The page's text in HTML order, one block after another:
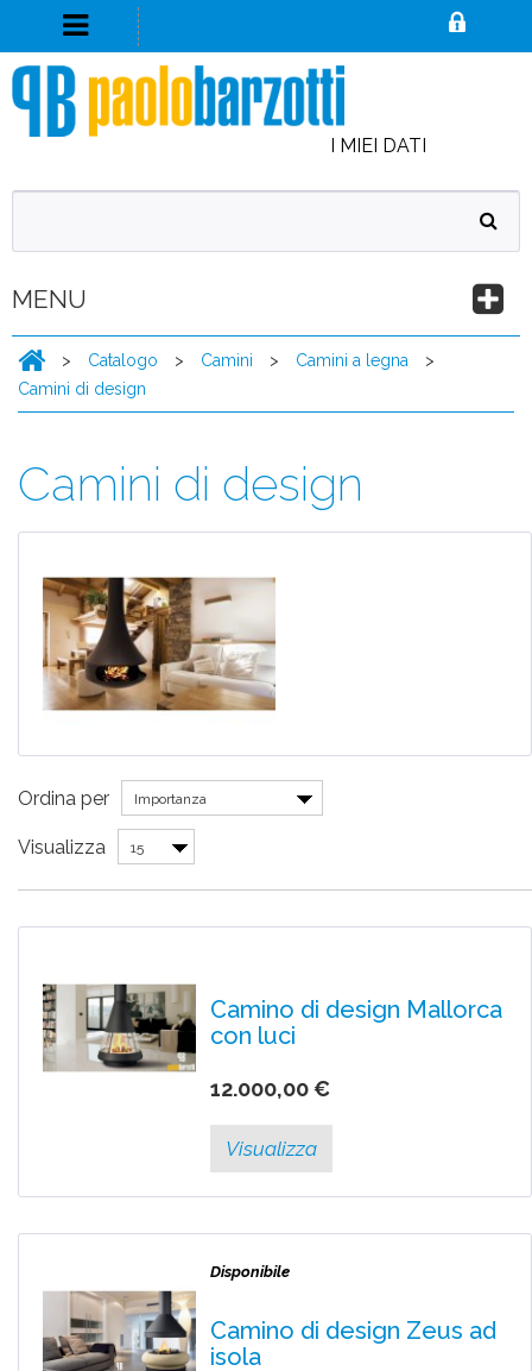
I MIEI DATI
MENU
> Catalogo > Camini > Camini a legna
>
Camini di design
Camini di design
Ordina per Importanza
Visualizza 15
Camino di design Mallorca
con luci
12.000,00 €
Visualizza
Disponibile
Camino di design Zeus ad
isola